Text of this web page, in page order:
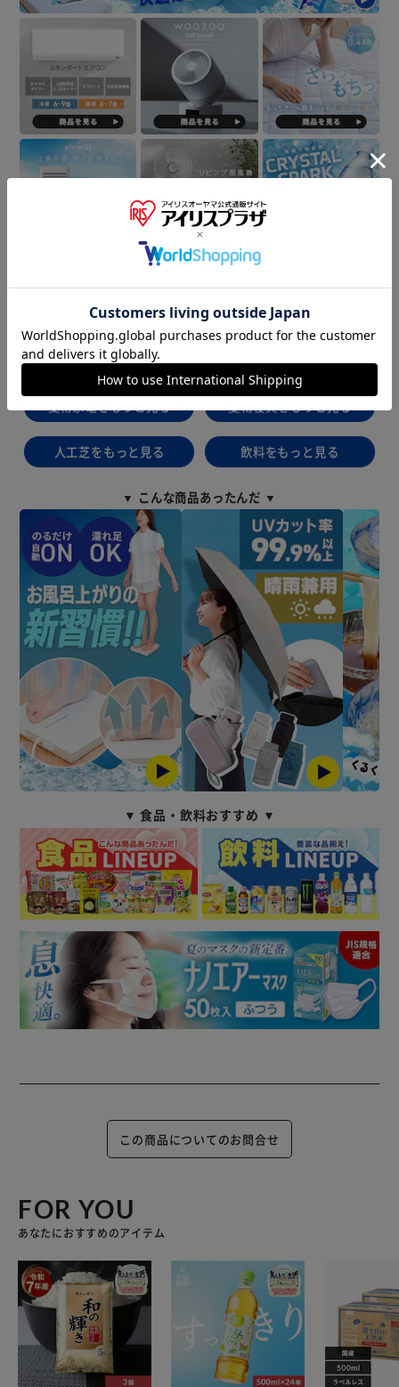
人工芝をもっと見る 飲料をもっと見る
▼ こんな商品あったんだ ▼
▼ 食品・飲料おすすめ ▼
この商品についてのお問合せ
FOR YOU
あなたにおすすめのアイテム